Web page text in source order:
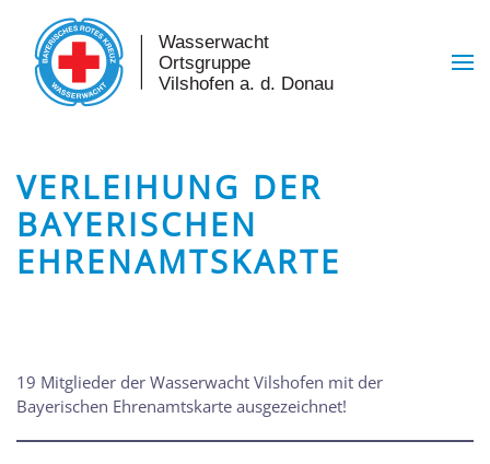
Skip to main content
VERLEIHUNG DER
BAYERISCHEN
EHRENAMTSKARTE
19 Mitglieder der Wasserwacht Vilshofen mit der
Bayerischen Ehrenamtskarte ausgezeichnet!